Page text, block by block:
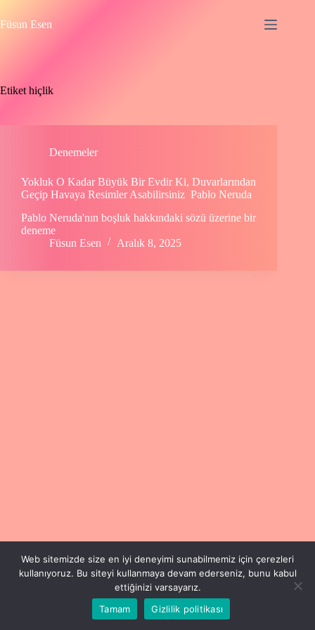
to
content
Füsun Esen
Etiket hiçlik
Denemeler
Yokluk O Kadar Büyük Bir Evdir Ki, Duvarlarından
Geçip Havaya Resimler Asabilirsiniz Pablo Neruda
Pablo Neruda'nın boşluk hakkındaki sözü üzerine bir
deneme
Füsun Esen
Aralık 8, 2025
Copyright © 2024 Füsun Esen
Web sitemizde size en iyi deneyimi sunabilmemiz için çerezleri
kullanıyoruz. Bu siteyi kullanmaya devam ederseniz, bunu kabul
ettiğinizi varsayarız.
Tamam
Gizlilik politikası